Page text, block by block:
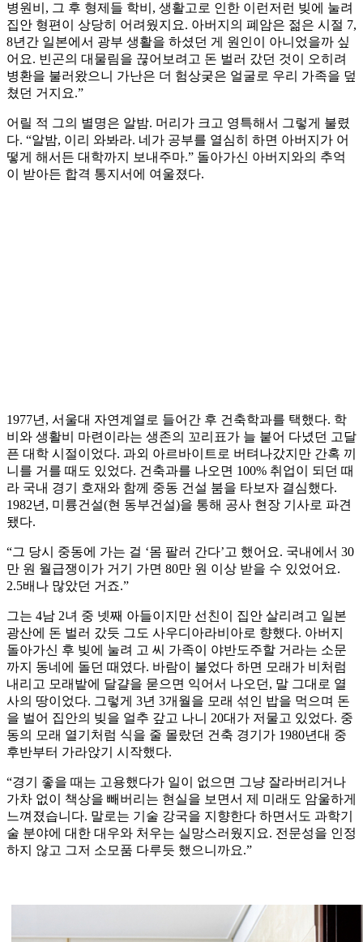
병원비, 그 후 형제들 학비, 생활고로 인한 이런저런 빚에 눌려
집안 형편이 상당히 어려웠지요. 아버지의 폐암은 젊은 시절 7,
8년간 일본에서 광부 생활을 하셨던 게 원인이 아니었을까 싶
어요. 빈곤의 대물림을 끊어보려고 돈 벌러 갔던 것이 오히려
병환을 불러왔으니 가난은 더 험상궂은 얼굴로 우리 가족을 덮
쳤던 거지요.”
어릴 적 그의 별명은 알밤. 머리가 크고 영특해서 그렇게 불렸
다. “알밤, 이리 와봐라. 네가 공부를 열심히 하면 아버지가 어
떻게 해서든 대학까지 보내주마.” 돌아가신 아버지와의 추억
이 받아든 합격 통지서에 여울졌다.
1977년, 서울대 자연계열로 들어간 후 건축학과를 택했다. 학
비와 생활비 마련이라는 생존의 꼬리표가 늘 붙어 다녔던 고달
픈 대학 시절이었다. 과외 아르바이트로 버텨나갔지만 간혹 끼
니를 거를 때도 있었다. 건축과를 나오면 100% 취업이 되던 때
라 국내 경기 호재와 함께 중동 건설 붐을 타보자 결심했다.
1982년, 미륭건설(현 동부건설)을 통해 공사 현장 기사로 파견
됐다.
“그 당시 중동에 가는 걸 ‘몸 팔러 간다’고 했어요. 국내에서 30
만 원 월급쟁이가 거기 가면 80만 원 이상 받을 수 있었어요.
2.5배나 많았던 거죠.”
그는 4남 2녀 중 넷째 아들이지만 선친이 집안 살리려고 일본
광산에 돈 벌러 갔듯 그도 사우디아라비아로 향했다. 아버지
돌아가신 후 빚에 눌려 고 씨 가족이 야반도주할 거라는 소문
까지 동네에 돌던 때였다. 바람이 불었다 하면 모래가 비처럼
내리고 모래밭에 달걀을 묻으면 익어서 나오던, 말 그대로 열
사의 땅이었다. 그렇게 3년 3개월을 모래 섞인 밥을 먹으며 돈
을 벌어 집안의 빚을 얼추 갚고 나니 20대가 저물고 있었다. 중
동의 모래 열기처럼 식을 줄 몰랐던 건축 경기가 1980년대 중
후반부터 가라앉기 시작했다.
“경기 좋을 때는 고용했다가 일이 없으면 그냥 잘라버리거나
가차 없이 책상을 빼버리는 현실을 보면서 제 미래도 암울하게
느껴졌습니다. 말로는 기술 강국을 지향한다 하면서도 과학기
술 분야에 대한 대우와 처우는 실망스러웠지요. 전문성을 인정
하지 않고 그저 소모품 다루듯 했으니까요.”